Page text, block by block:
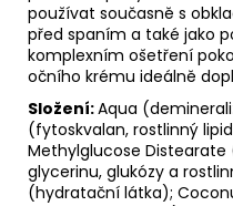
používat současně s
před spaním a také jako
komplexním ošetření
očního krému ideálně
Složení:Aqua
(fytoskvalan, rostlinný
Methylglucose
glycerinu, glukózy a
(hydratační látka);